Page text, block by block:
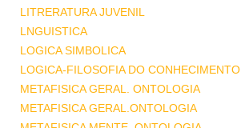
LITRERATURA JUVENIL
LNGUISTICA
LOGICA SIMBOLICA
LOGICA-FILOSOFIA DO CONHECIMENTO
METAFISICA GERAL. ONTOLOGIA
METAFISICA GERAL.ONTOLOGIA